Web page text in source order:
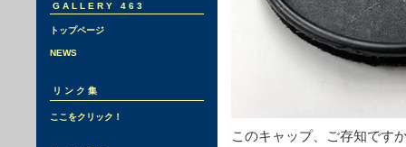
GALLERY 463
トップページ
NEWS
リンク集
ここをクリック！
このキャップ、ご存知です